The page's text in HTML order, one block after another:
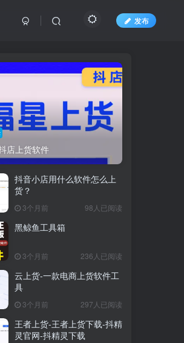
发布
店上货软件
抖音小店用什么软件怎么上
货？
3个月前 98人已阅读
黑鲸鱼工具箱
3个月前 236人已阅读
云上货-一款电商上货软件工
具
3个月前 297人已阅读
王者上货-王者上货下载-抖精
灵官网-抖精灵下载